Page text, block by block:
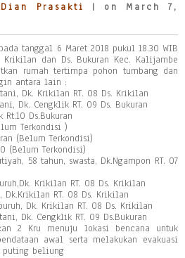
Prasakti
| on March 7,
tanggal 6 Maret 2018 pukul 18.30 WIB
dan Ds. Bukuran Kec. Kalijambe
rumah tertimpa pohon tumbang dan
antara lain :
Dk. Krikilan RT. 08 Ds. Krikilan
Dk. Cengklik RT. 09 Ds. Bukuran
Ds.Bukuran
Terkondisi )
(Belum Terkondisi)
(Belum Terkondisi)
58 tahun, swasta, Dk.Ngampon RT. 07
Krikilan RT. 08 Ds. Krikilan
RT. 08 Ds. Krikilan
Dk. Krikilan RT. 08 Ds. Krikilan
Dk. Cengklik RT. 09 Ds.Bukuran
2 Kru menuju lokasi bencana untuk
awal serta melakukan evakuasi
puting beliung